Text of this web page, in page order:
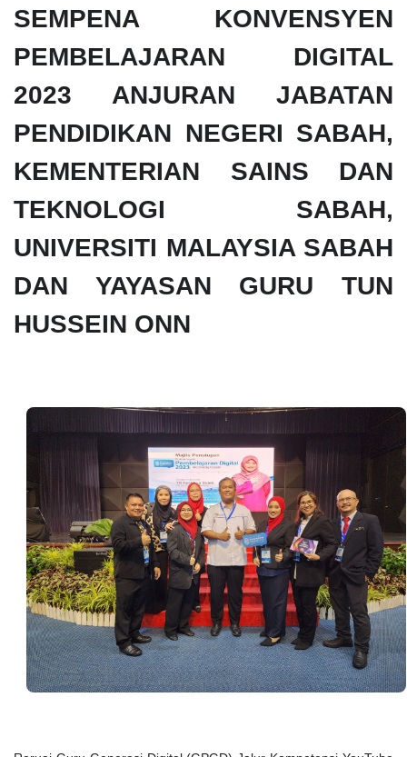
SEMPENA KONVENSYEN
PEMBELAJARAN DIGITAL
2023 ANJURAN JABATAN
PENDIDIKAN NEGERI SABAH,
KEMENTERIAN SAINS DAN
TEKNOLOGI SABAH,
UNIVERSITI MALAYSIA SABAH
DAN YAYASAN GURU TUN
HUSSEIN ONN